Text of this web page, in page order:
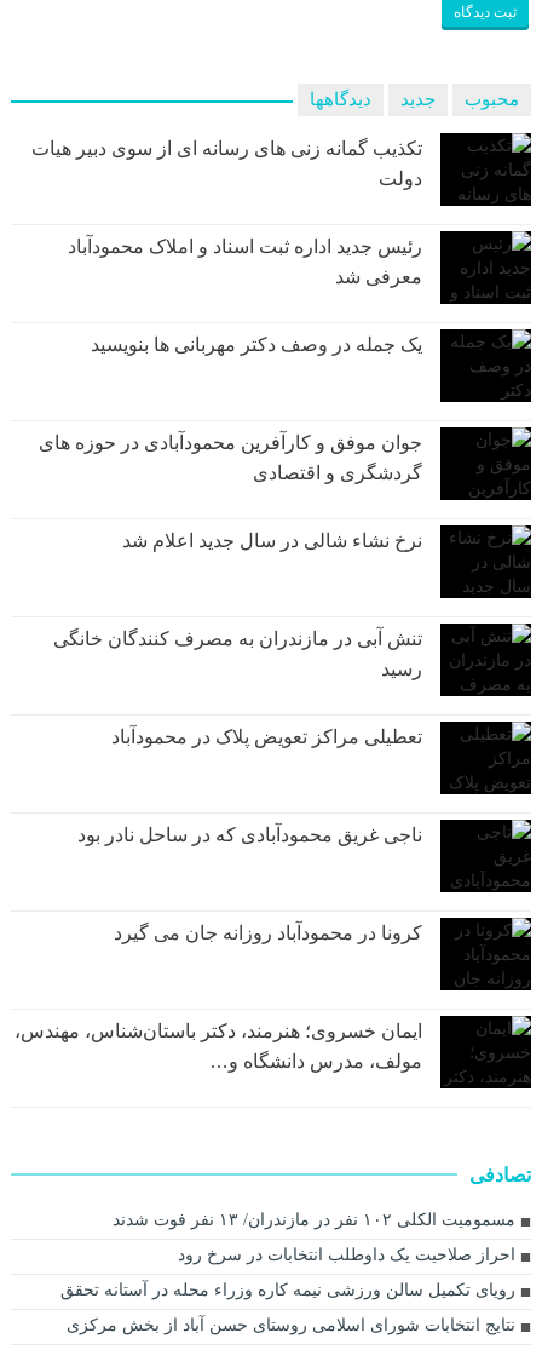
محبوب جدید دیدگاهها
تکذیب گمانه زنی های رسانه ای از سوی دبیر هیات
دولت
رئیس جدید اداره ثبت اسناد و املاک محمودآباد
معرفی شد
یک جمله در وصف دکتر مهربانی ها بنویسید
جوان موفق و کارآفرین محمودآبادی در حوزه های
گردشگری و اقتصادی
نرخ نشاء شالی در سال جدید اعلام شد
تنش آبی در مازندران به مصرف كنندگان خانگی
رسيد
تعطیلی مراکز تعویض پلاک در محمودآباد
ناجی غریق محمودآبادی که در ساحل نادر بود
کرونا در محمودآباد روزانه جان می گیرد
ایمان خسروی؛ هنرمند، دکتر باستان‌شناس، مهندس،
مولف، مدرس دانشگاه و…
تصادفی
مسمومیت الکلی ۱۰۲ نفر در مازندران/ ۱۳ نفر فوت شدند
احراز صلاحیت یک داوطلب انتخابات در سرخ رود
رویای تکمیل سالن ورزشی نیمه کاره وزراء محله در آستانه تحقق
نتایج انتخابات شورای اسلامی روستای حسن آباد از بخش مرکزی